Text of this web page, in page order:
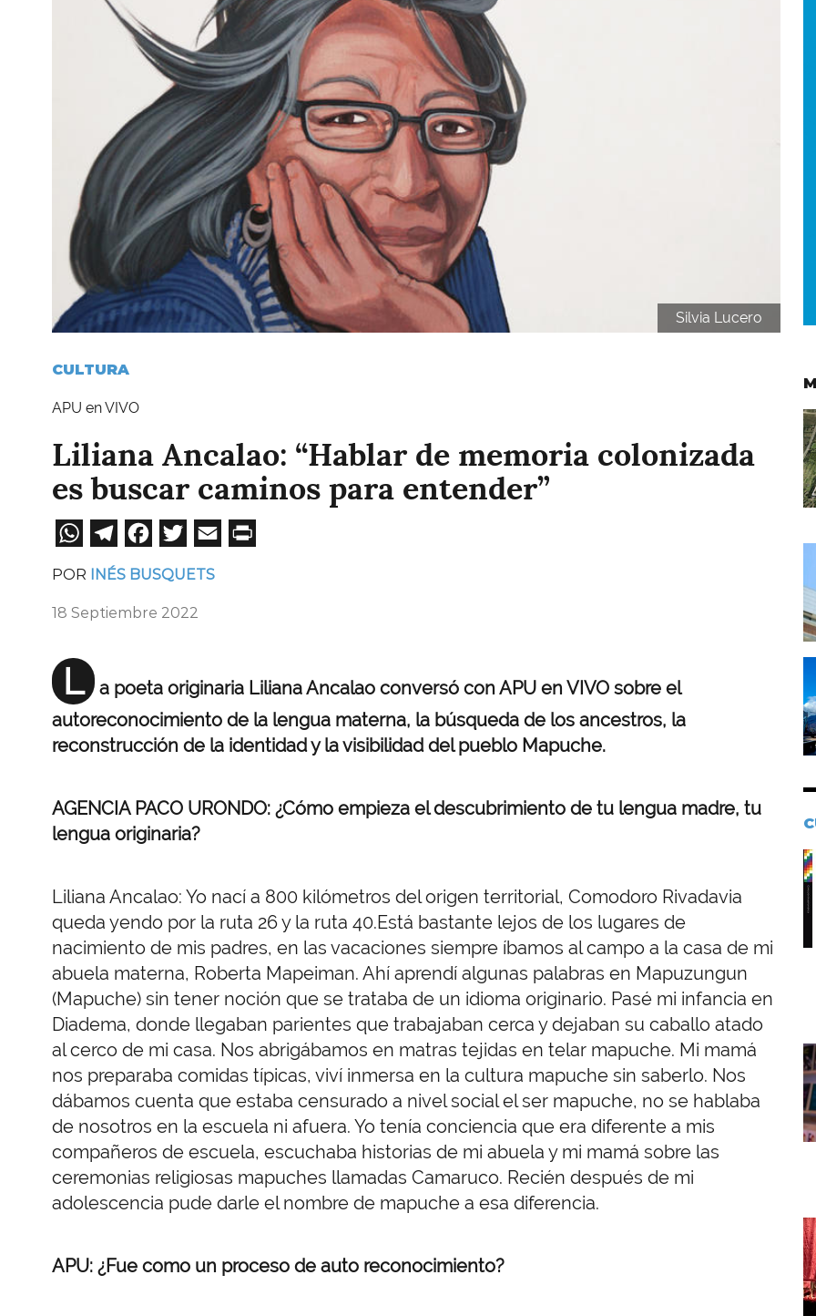
Silvia Lucero
CULTURA
APU en VIVO
Liliana Ancalao: “Hablar de memoria colonizada
es buscar caminos para entender”
WhatsApp
Telegram
Facebook
Twitter
Email
POR INÉS BUSQUETS
18 Septiembre 2022
L
a poeta originaria Liliana Ancalao conversó con APU en VIVO sobre el
autoreconocimiento de la lengua materna, la búsqueda de los ancestros, la
reconstrucción de la identidad y la visibilidad del pueblo Mapuche.
AGENCIA PACO URONDO: ¿Cómo empieza el descubrimiento de tu lengua madre, tu
lengua originaria?
Liliana Ancalao: Yo nací a 800 kilómetros del origen territorial, Comodoro Rivadavia
queda yendo por la ruta 26 y la ruta 40.Está bastante lejos de los lugares de
nacimiento de mis padres, en las vacaciones siempre íbamos al campo a la casa de mi
abuela materna, Roberta Mapeiman. Ahí aprendí algunas palabras en Mapuzungun
(Mapuche) sin tener noción que se trataba de un idioma originario. Pasé mi infancia en
Diadema, donde llegaban parientes que trabajaban cerca y dejaban su caballo atado
al cerco de mi casa. Nos abrigábamos en matras tejidas en telar mapuche. Mi mamá
nos preparaba comidas típicas, viví inmersa en la cultura mapuche sin saberlo. Nos
dábamos cuenta que estaba censurado a nivel social el ser mapuche, no se hablaba
de nosotros en la escuela ni afuera. Yo tenía conciencia que era diferente a mis
compañeros de escuela, escuchaba historias de mi abuela y mi mamá sobre las
ceremonias religiosas mapuches llamadas Camaruco. Recién después de mi
adolescencia pude darle el nombre de mapuche a esa diferencia.
APU: ¿Fue como un proceso de auto reconocimiento?